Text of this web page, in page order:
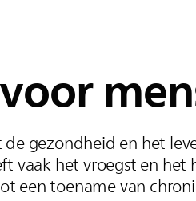
gezondheid en het
vaak het vroegst en
een toename van